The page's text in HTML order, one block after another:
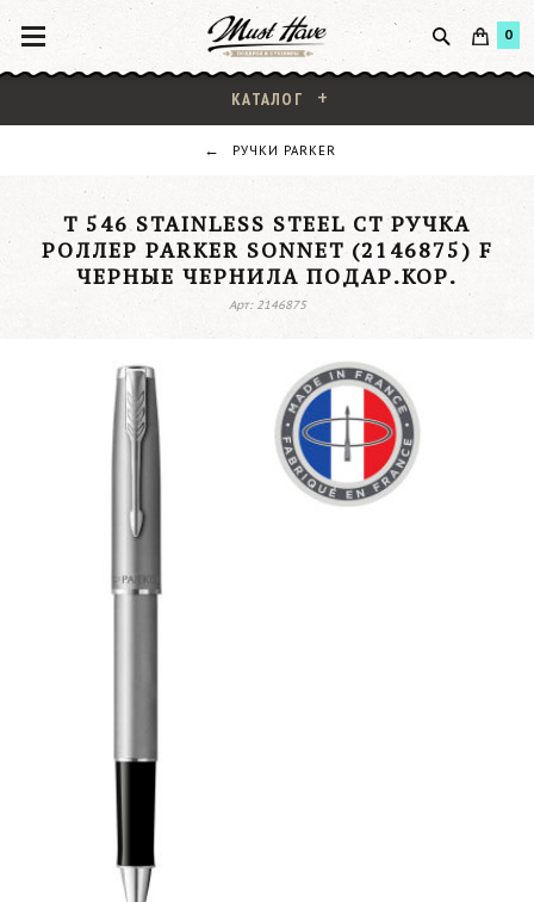
0
КАТАЛОГ
РУЧКИ PARKER
T 546 STAINLESS STEEL CT РУЧКА
РОЛЛЕР PARKER SONNET (2146875) F
ЧЕРНЫЕ ЧЕРНИЛА ПОДАР.КОР.
Арт: 2146875